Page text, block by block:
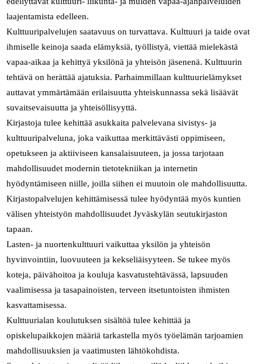
laajentamista edelleen.
Kulttuuripalvelujen saatavuus on turvattava. Kulttuuri ja taide ovat
ihmiselle keinoja saada elämyksiä, työllistyä, viettää mielekästä
vapaa-aikaa ja kehittyä yksilönä ja yhteisön jäsenenä. Kulttuurin
tehtävä on herättää ajatuksia. Parhaimmillaan kulttuurielämykset
auttavat ymmärtämään erilaisuutta yhteiskunnassa sekä lisäävät
suvaitsevaisuutta ja yhteisöllisyyttä.
Kirjastoja tulee kehittää asukkaita palvelevana sivistys- ja
kulttuuripalveluna, joka vaikuttaa merkittävästi oppimiseen,
opetukseen ja aktiiviseen kansalaisuuteen, ja jossa tarjotaan
mahdollisuudet modernin tietotekniikan ja internetin
hyödyntämiseen niille, joilla siihen ei muutoin ole mahdollisuutta.
Kirjastopalvelujen kehittämisessä tulee hyödyntää myös kuntien
välisen yhteistyön mahdollisuudet Jyväskylän seutukirjaston
tapaan.
Lasten- ja nuortenkulttuuri vaikuttaa yksilön ja yhteisön
hyvinvointiin, luovuuteen ja kekseliäisyyteen. Se tukee myös
koteja, päivähoitoa ja kouluja kasvatustehtävässä, lapsuuden
vaalimisessa ja tasapainoisten, terveen itsetuntoisten ihmisten
kasvattamisessa.
Kulttuurialan koulutuksen sisältöä tulee kehittää ja
opiskelupaikkojen määriä tarkastella myös työelämän tarjoamien
mahdollisuuksien ja vaatimusten lähtökohdista.